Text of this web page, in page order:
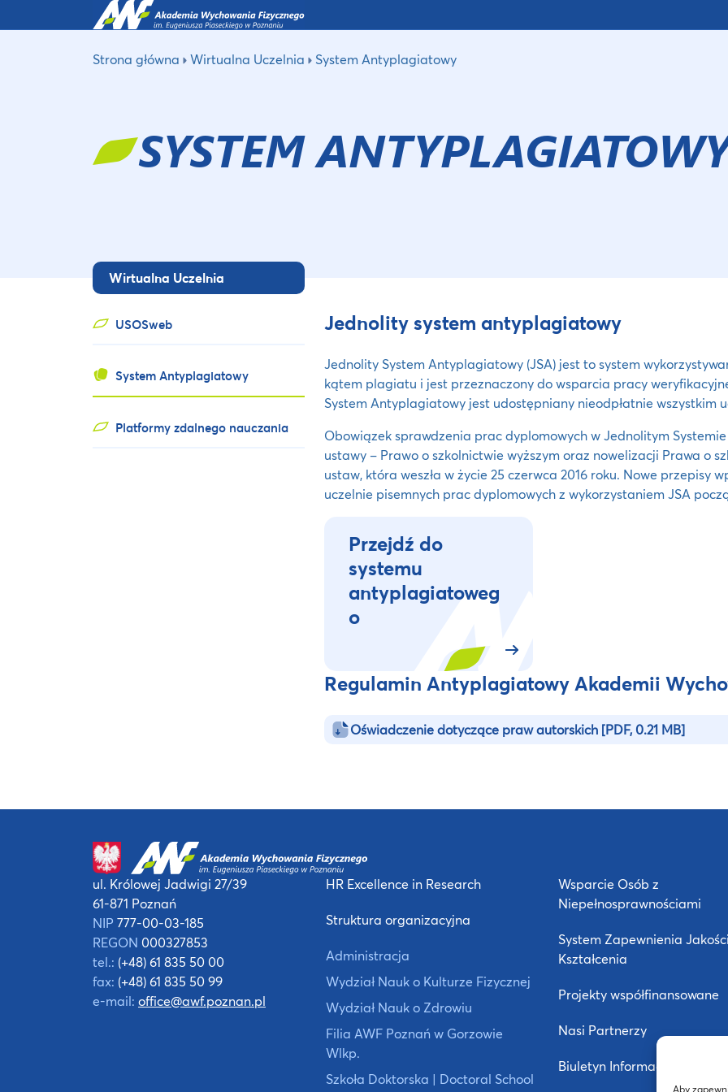
Aby
Strona główna Wirtualna Uczelnia System Antyplagiatowy
SYSTEM
Wirtualna Uczelnia
USOSweb
System Antyplagiatowy
Platformy zdalnego nauczania
Jednolity system antyplagiatowy
Jednolity System Antyplagiatowy (JSA) jest to system
kątem plagiatu i jest przeznaczony do wsparcia pracy
System Antyplagiatowy jest udostępniany nieodpłatnie wszystkim
Obowiązek sprawdzenia prac dyplomowych w Jednolitym
ustawy – Prawo o szkolnictwie wyższym oraz nowelizacji Prawa o
ustaw, która weszła w życie 25 czerwca 2016 roku. Nowe przepisy
uczelnie pisemnych prac dyplomowych z wykorzystaniem JSA
Przejdź do
systemu
antyplagiatoweg
o
Regulamin Antyplagiatowy Akademii
Oświadczenie dotyczące praw autorskich [PDF, 0.21 MB]
ul. Królowej Jadwigi 27/39
61-871 Poznań
NIP 777-00-03-185
REGON 000327853
tel.: (+48) 61 835 50 00
fax: (+48) 61 835 50 99
e-mail: office@awf.poznan.pl
HR Excellence in Research
Struktura organizacyjna
Administracja
Wydział Nauk o Kulturze Fizycznej
Wydział Nauk o Zdrowiu
Filia AWF Poznań w Gorzowie
Wlkp.
Szkoła Doktorska | Doctoral School
Wsparcie Osób z
Niepełnosprawnościami
System Zapewnienia Jakości
Kształcenia
Projekty współfinansowane
Nasi Partnerzy
Biuletyn Informacji Publicznej